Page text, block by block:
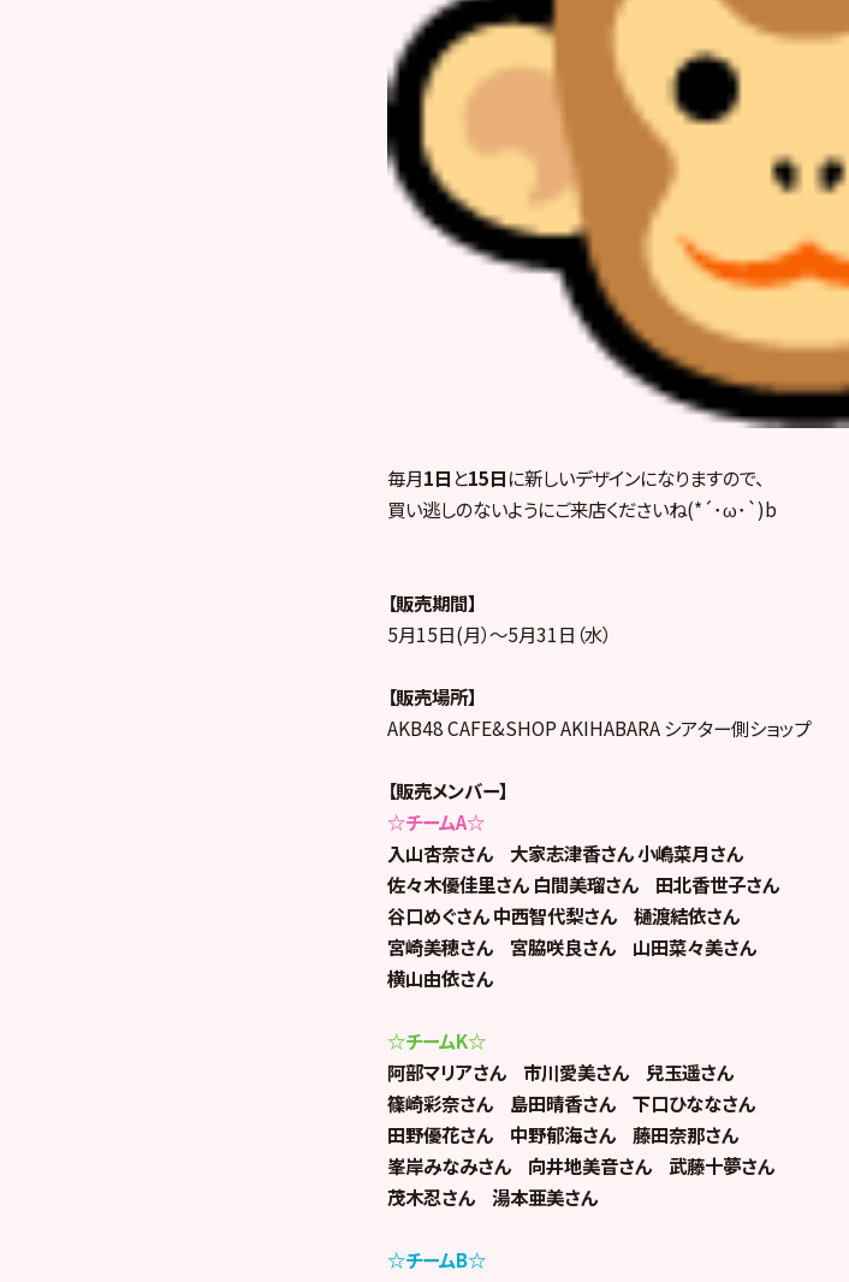
毎月1日 と15日に新しいデザインになりますので、
買い逃しのないようにご来店くださいね(*´･ω･`)b
【販売期間】
5月15日(月）～5月31日（水）
【販売場所】
AKB48 CAFE&SHOP AKIHABARA シアター側ショップ
【販売メンバー】
☆チームA☆
入山杏奈さん 大家志津香さん 小嶋菜月さん
佐々木優佳里さん 白間美瑠さん 田北香世子さん
谷口めぐさん 中西智代梨さん 樋渡結依さん
宮崎美穂さん 宮脇咲良さん 山田菜々美さん
横山由依さん
☆チームK☆
阿部マリアさん 市川愛美さん 兒玉遥さん
篠崎彩奈さん 島田晴香さん 下口ひななさん
田野優花さん 中野郁海さん 藤田奈那さん
峯岸みなみさん 向井地美音さん 武藤十夢さん
茂木忍さん 湯本亜美さん
☆チームB☆